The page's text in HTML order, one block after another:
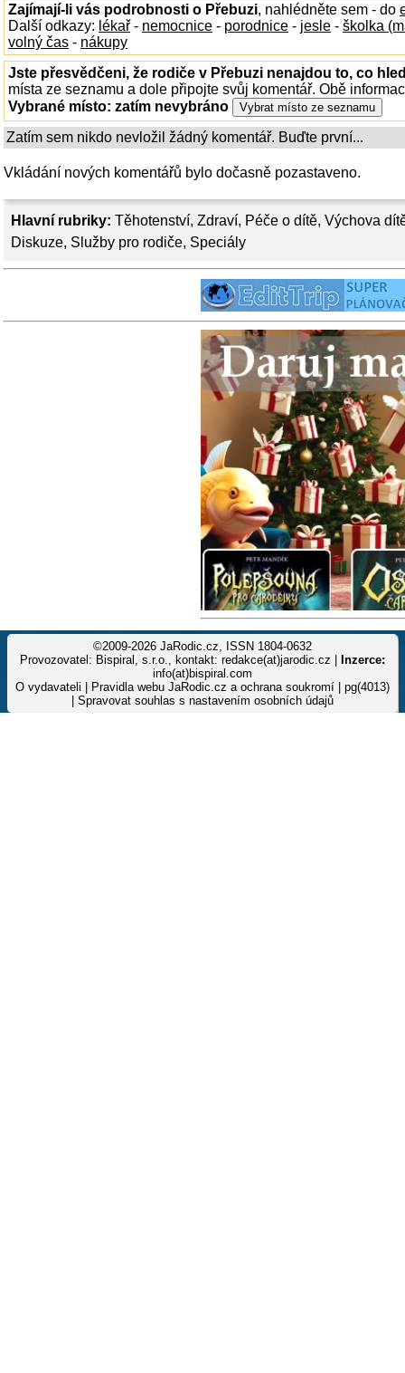
Hlavní rubriky: Těhotenství, Zdraví, Péče o dítě, Výchova
Diskuze, Služby pro rodiče, Speciály
Zajímají-li vás podrobnosti o Přebuzi, nahlédněte sem - do
Další odkazy: lékař - nemocnice - porodnice - jesle - školka
volný čas - nákupy
Jste přesvědčeni, že rodiče v Přebuzi nenajdou to, co
místa ze seznamu a dole připojte svůj komentář. Obě
Vybrané místo: zatím nevybráno
Zatím sem nikdo nevložil žádný komentář. Buďte první...
Vkládání nových komentářů bylo dočasně pozastaveno.
©2009-2026 JaRodic.cz, ISSN 1804-0632
Provozovatel: Bispiral, s.r.o., kontakt: redakce(at)jarodic.cz |
Inzerce:
info(at)bispiral.com
O vydavateli
Pravidla webu JaRodic.cz a ochrana soukromí | pg(4013)
Spravovat souhlas s nastavením osobních údajů